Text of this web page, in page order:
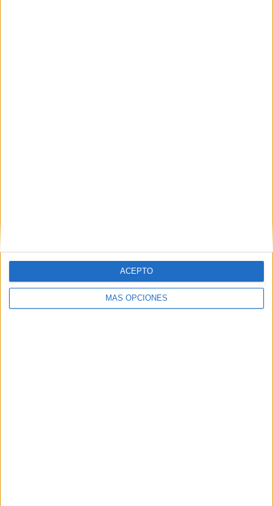
MÁS OPCIONES
ACEPTO
SIGUE NUESTROS TABLEROS EN